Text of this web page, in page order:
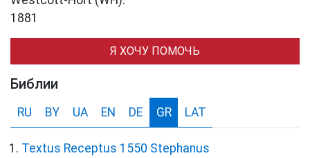
1881
Я ХОЧУ ПОМОЧЬ
Библии
RU BY UA EN DE GR LAT
Textus Receptus 1550 Stephanus